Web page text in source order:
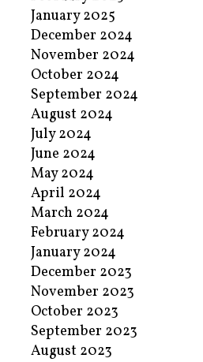
January 2025
December 2024
November 2024
October 2024
September 2024
August 2024
July 2024
June 2024
May 2024
April 2024
March 2024
February 2024
January 2024
December 2023
November 2023
October 2023
September 2023
August 2023